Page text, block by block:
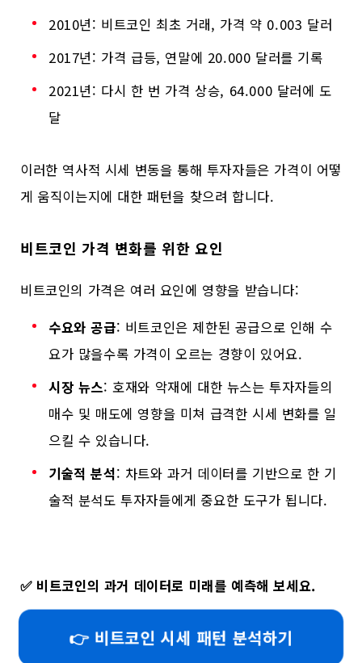
2010년: 비트코인 최초 거래, 가격 약 0.003 달러
2017년: 가격 급등, 연말에 20.000 달러를 기록
2021년: 다시 한 번 가격 상승, 64.000 달러에 도
달
이러한 역사적 시세 변동을 통해 투자자들은 가격이 어떻
게 움직이는지에 대한 패턴을 찾으려 합니다.
비트코인 가격 변화를 위한 요인
비트코인의 가격은 여러 요인에 영향을 받습니다:
수요와 공급: 비트코인은 제한된 공급으로 인해 수
요가 많을수록 가격이 오르는 경향이 있어요.
시장 뉴스: 호재와 악재에 대한 뉴스는 투자자들의
매수 및 매도에 영향을 미쳐 급격한 시세 변화를 일
으킬 수 있습니다.
기술적 분석: 차트와 과거 데이터를 기반으로 한 기
술적 분석도 투자자들에게 중요한 도구가 됩니다.
✅ 비트코인의 과거 데이터로 미래를 예측해 보세요.
👉 비트코인 시세 패턴 분석하기